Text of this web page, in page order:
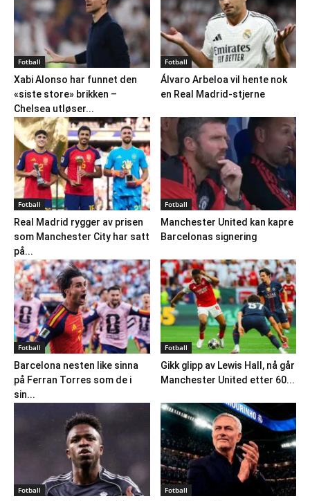
Fotball
Xabi Alonso har funnet den
«siste store» brikken –
Chelsea utløser...
Fotball
Álvaro Arbeloa vil hente nok
en Real Madrid-stjerne
Fotball
Real Madrid rygger av prisen
som Manchester City har satt
på...
Fotball
Manchester United kan kapre
Barcelonas signering
Fotball
Barcelona nesten like sinna
på Ferran Torres som de i
sin...
Fotball
Gikk glipp av Lewis Hall, nå går
Manchester United etter 60...
Fotball Fotball